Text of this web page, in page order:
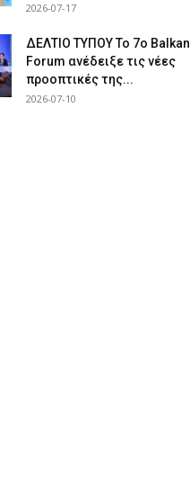
2026-07-17
ΔΕΛΤΙΟ ΤΥΠΟΥ Το 7ο Balkan
Forum ανέδειξε τις νέες
προοπτικές της...
2026-07-10